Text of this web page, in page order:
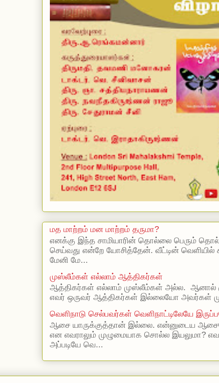
மத மாற்றம் மன மாற்றம் தருமா?
எனக்கு இந்த சாமியாரின் தொல்லை பெரும்
செய்வது என்றே யோசித்தேன். வீட்டின்
மேனி மே...
முஸ்லீம்கள் எல்லாம் ஆத்திகர்கள்
ஆத்திகர்கள் எல்லாம் முஸ்லீம்கள் அல்ல. ஆனால்
எவர் ஒருவர் ஆத்திகர்கள் இல்லையோ அவர்கள்
வெளிநாடு செல்பவர்கள் வெளிநாட்டிலேயே
ஆசை யாருக்குத்தான் இல்லை. என்னுடைய
என எவராலும் முழுமையாக சொல்ல இயலுமா?
அப்படியே வெ...